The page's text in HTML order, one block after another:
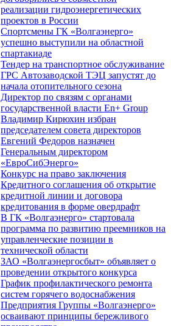
реализации гидроэнергетических
проектов в России
Спортсмены ГК «Волгаэнерго»
успешно выступили на областной
спартакиаде
Тендер на транспортное обслуживание
ГРС Автозаводской ТЭЦ запустят до
начала отопительного сезона
Директор по связям с органами
государственной власти En+ Group
Владимир Кирюхин избран
председателем совета директоров
Евгений Федоров назначен
Генеральным директором
«ЕвроСибЭнерго»
Конкурс на право заключения
Кредитного соглашения об открытие
кредитной линии и договора
кредитования в форме овердрафт
В ГК «Волгаэнерго» стартовала
программа по развитию преемников на
управленческие позиции в
технической области
ЗАО «Волгаэнергосбыт» объявляет о
проведении открытого конкурса
График профилактического ремонта
систем горячего водоснабжения
Предприятия Группы «Волгаэнерго»
осваивают принципы бережливого